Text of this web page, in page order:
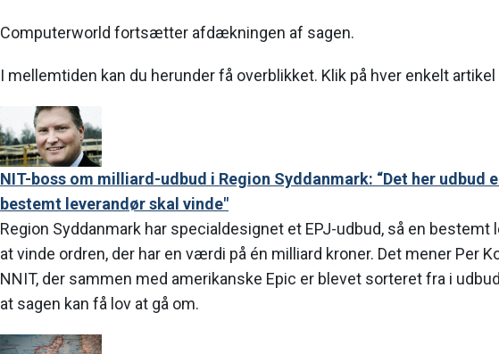
Computerworld fortsætter afdækningen af sagen.
I mellemtiden kan du herunder få overblikket. Klik på hver enkelt
NIT-boss om milliard-udbud i Region Syddanmark: “Det her udbud
bestemt leverandør skal vinde"
Region Syddanmark har specialdesignet et EPJ-udbud, så en bestemt
at vinde ordren, der har en værdi på én milliard kroner. Det mener Per
NNIT, der sammen med amerikanske Epic er blevet sorteret fra i
at sagen kan få lov at gå om.